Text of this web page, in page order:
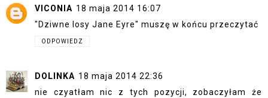
VICONIA 18 maja 2014 16:07
"Dziwne losy Jane Eyre" muszę w końcu przeczytać
ODPOWIEDZ
DOLINKA 18 maja 2014 22:36
nie czyatłam nic z tych pozycji, zobaczyłam że